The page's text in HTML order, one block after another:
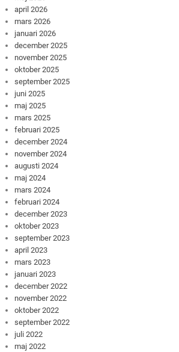
april 2026
mars 2026
januari 2026
december 2025
november 2025
oktober 2025
september 2025
juni 2025
maj 2025
mars 2025
februari 2025
december 2024
november 2024
augusti 2024
maj 2024
mars 2024
februari 2024
december 2023
oktober 2023
september 2023
april 2023
mars 2023
januari 2023
december 2022
november 2022
oktober 2022
september 2022
juli 2022
maj 2022